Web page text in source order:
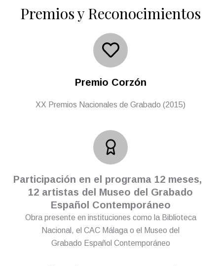
Premios y Reconocimientos
Premio Corzón
XX Premios Nacionales de Grabado (2015)
Participación en el programa 12 meses,
12 artistas del Museo del Grabado
Español Contemporáneo
Obra presente en instituciones como la Biblioteca
Nacional, el CAC Málaga o el Museo del
Grabado Español Contemporáneo